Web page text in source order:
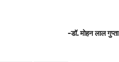
-डॉ. मोहन लाल गुप्ता